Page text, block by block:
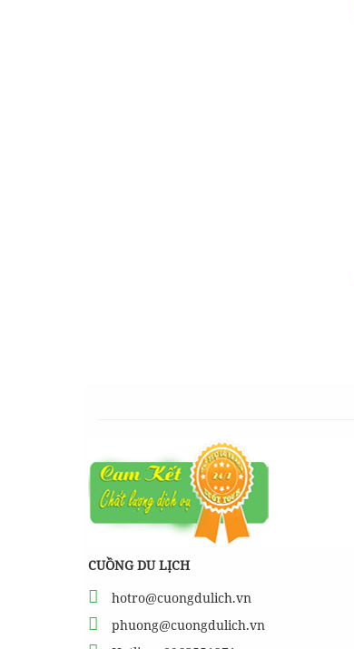
CUỒNG DU LỊCH
hotro@cuongdulich.vn
phuong@cuongdulich.vn